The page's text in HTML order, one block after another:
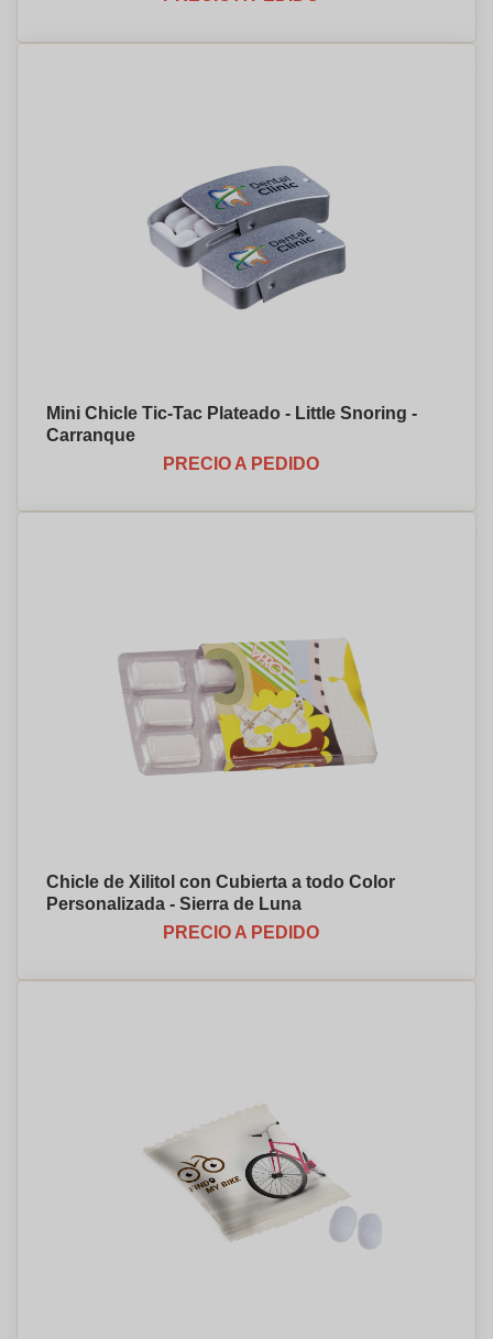
Mini Chicle Tic-Tac Plateado - Little Snoring -
Carranque
PRECIO A PEDIDO
Chicle de Xilitol con Cubierta a todo Color
Personalizada - Sierra de Luna
PRECIO A PEDIDO